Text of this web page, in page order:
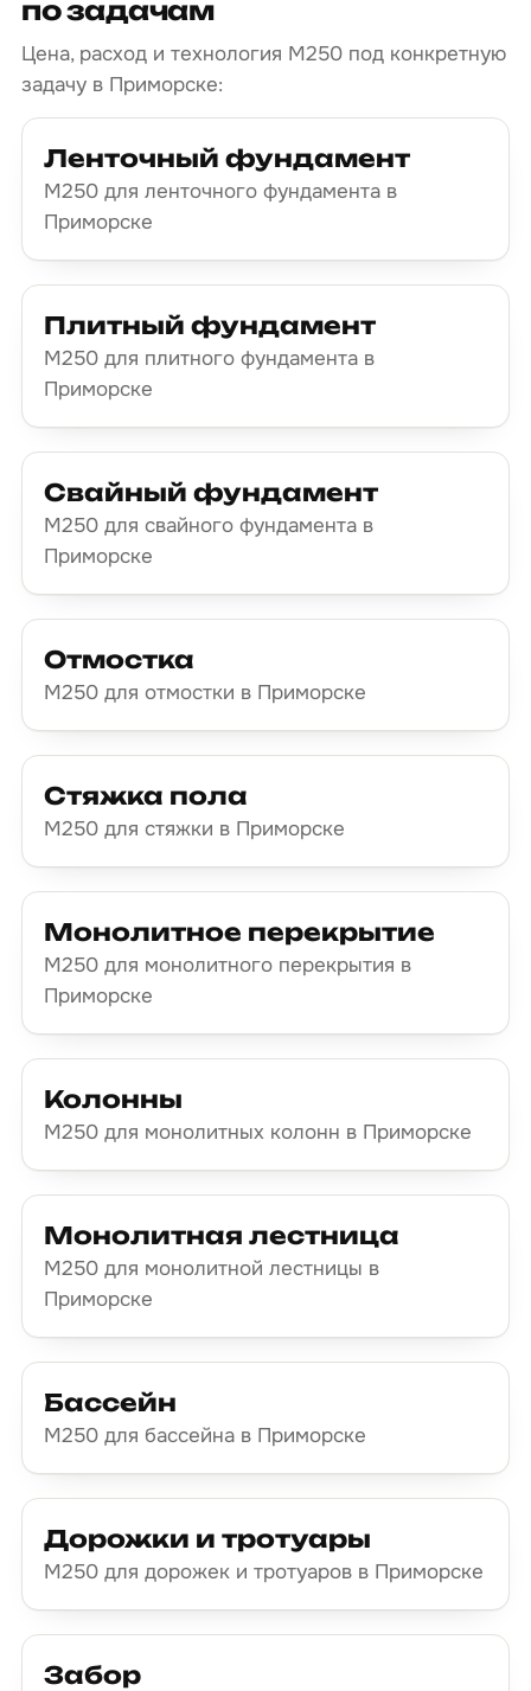
по задачам
Цена, расход и технология М250 под конкретную
задачу в Приморске:
Ленточный фундамент
М250 для ленточного фундамента в
Приморске
Плитный фундамент
М250 для плитного фундамента в
Приморске
Свайный фундамент
М250 для свайного фундамента в
Приморске
Отмостка
М250 для отмостки в Приморске
Стяжка пола
М250 для стяжки в Приморске
Монолитное перекрытие
М250 для монолитного перекрытия в
Приморске
Колонны
М250 для монолитных колонн в Приморске
Монолитная лестница
М250 для монолитной лестницы в
Приморске
Бассейн
М250 для бассейна в Приморске
Дорожки и тротуары
М250 для дорожек и тротуаров в Приморске
Забор